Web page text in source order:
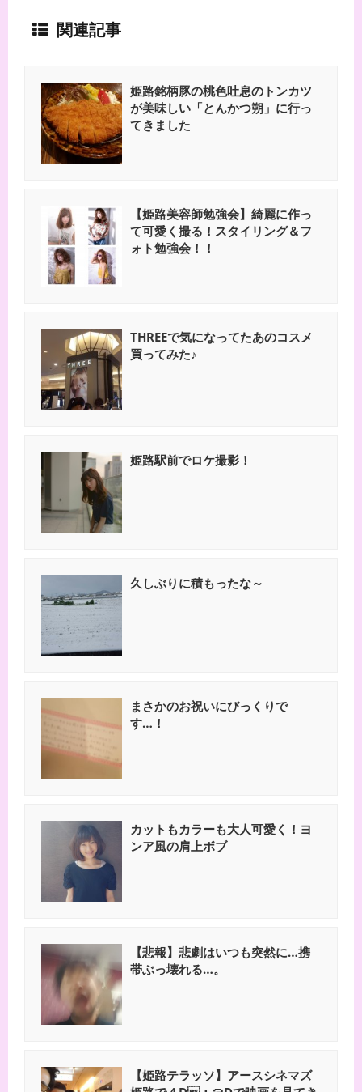
関連記事
姫路銘柄豚の桃色吐息のトンカツ
が美味しい「とんかつ朔」に行っ
てきました
【姫路美容師勉強会】綺麗に作っ
て可愛く撮る！スタイリング＆フ
ォト勉強会！！
THREEで気になってたあのコスメ
買ってみた♪
姫路駅前でロケ撮影！
久しぶりに積もったな～
まさかのお祝いにびっくりで
す…！
カットもカラーも大人可愛く！ヨ
ンア風の肩上ボブ
【悲報】悲劇はいつも突然に…携
帯ぶっ壊れる…。
【姫路テラッソ】アースシネマズ